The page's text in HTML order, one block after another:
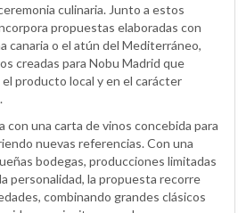
culinaria. Junto a estos
propuestas elaboradas con
canaria o el atún del Mediterráneo,
creadas para Nobu Madrid que
producto local y en el carácter
con una carta de vinos concebida para
nuevas referencias. Con una
bodegas, producciones limitadas
personalidad, la propuesta recorre
combinando grandes clásicos